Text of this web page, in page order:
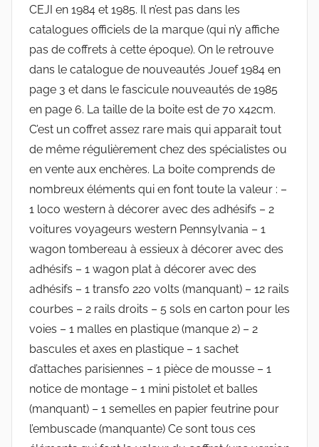
CEJI en 1984 et 1985. Il n’est pas dans les
catalogues officiels de la marque (qui n’y affiche
pas de coffrets à cette époque). On le retrouve
dans le catalogue de nouveautés Jouef 1984 en
page 3 et dans le fascicule nouveautés de 1985
en page 6. La taille de la boite est de 70 x42cm.
C’est un coffret assez rare mais qui apparait tout
de même régulièrement chez des spécialistes ou
en vente aux enchères. La boite comprends de
nombreux éléments qui en font toute la valeur : –
1 loco western à décorer avec des adhésifs – 2
voitures voyageurs western Pennsylvania – 1
wagon tombereau à essieux à décorer avec des
adhésifs – 1 wagon plat à décorer avec des
adhésifs – 1 transfo 220 volts (manquant) – 12 rails
courbes – 2 rails droits – 5 sols en carton pour les
voies – 1 malles en plastique (manque 2) – 2
bascules et axes en plastique – 1 sachet
d’attaches parisiennes – 1 pièce de mousse – 1
notice de montage – 1 mini pistolet et balles
(manquant) – 1 semelles en papier feutrine pour
l’embuscade (manquante) Ce sont tous ces